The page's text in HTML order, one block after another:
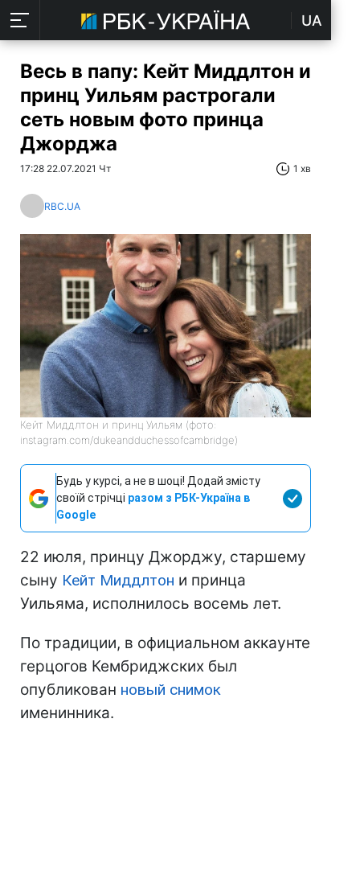
UA
Весь в папу: Кейт Миддлтон и
принц Уильям растрогали
сеть новым фото принца
Джорджа
17:28 22.07.2021 Чт 1 хв
RBC.UA
Кейт Миддлтон и принц Уильям (фото:
instagram.com/dukeandduchessofcambridge)
Будь у курсі, а не в шоці! Додай змісту
своїй стрічці разом з РБК-Україна в
Google
22 июля, принцу Джорджу, старшему
сыну Кейт Миддлтон и принца
Уильяма, исполнилось восемь лет.
По традиции, в официальном аккаунте
герцогов Кембриджских был
опубликован новый снимок
именинника.